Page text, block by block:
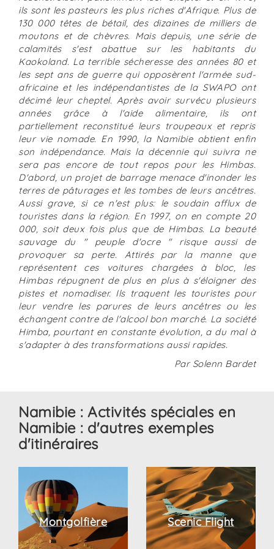
ils sont les pasteurs les plus riches d'Afrique. Plus de
130 000 têtes de bétail, des dizaines de milliers de
moutons et de chèvres. Mais depuis, une série de
calamités s'est abattue sur les habitants du
Kaokoland. La terrible sécheresse des années 80 et
les sept ans de guerre qui opposèrent l'armée sud-
africaine et les indépendantistes de la SWAPO ont
décimé leur cheptel. Après avoir survécu plusieurs
années grâce à l'aide alimentaire, ils ont
partiellement reconstitué leurs troupeaux et repris
leur vie nomade. En 1990, la Namibie obtient enfin
son indépendance. Mais la décennie qui suivra ne
sera pas encore de tout repos pour les Himbas.
D'abord, un projet de barrage menace d'inonder les
terres de pâturages et les tombes de leurs ancêtres.
Aussi grave, si ce n'est plus: le soudain afflux de
touristes dans la région. En 1997, on en compte 20
000, soit deux fois plus que de Himbas. La beauté
sauvage du " peuple d'ocre " risque aussi de
provoquer sa perte. Attirés par la manne que
représentent ces voitures chargées à bloc, les
Himbas répugnent de plus en plus à s'éloigner des
pistes et nomadiser. Ils traquent les touristes pour
leur vendre les parures de leurs ancêtres ou les
échangent contre de l'alcool bon marché. La société
Himba, pourtant en constante évolution, a du mal à
s'adapter à des transformations aussi rapides.
Par Solenn Bardet
Namibie : Activités spéciales en
Namibie : d'autres exemples
d'itinéraires
Namibie
Activités
spéciales
Namibie
:
Montgolfière
Namibie
:
Activités
spéciales
en
Namibie
:
Scenic Flight